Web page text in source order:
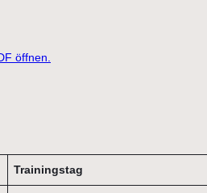
öffnen.
Trainingstag